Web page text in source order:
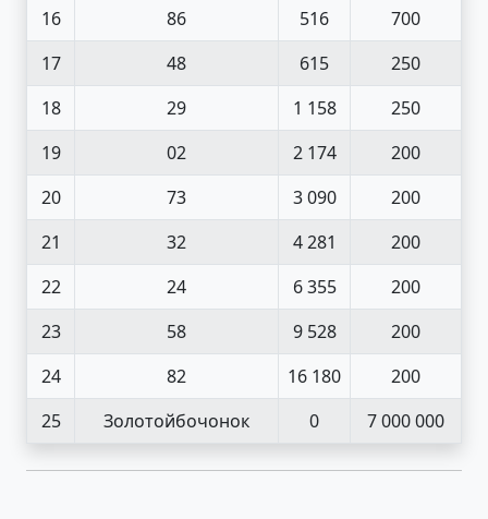
16
86 516
700
17
48 615
250
18
29 1 158
250
19
02 2 174
200
20
73 3 090
200
21
32 4 281
200
22
24 6 355
200
23
58 9 528
200
24
82 16 180
200
25
Золотойбочонок 0 7 000 000